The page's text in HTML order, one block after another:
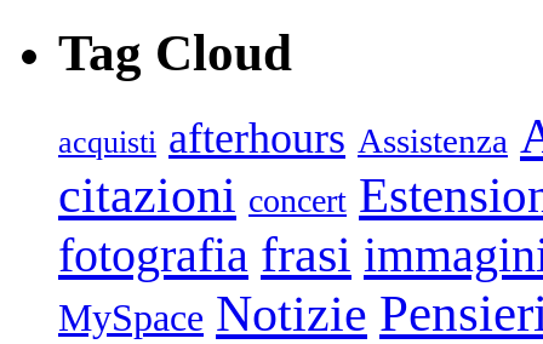
Tag Cloud
acquisti afterhours Assistenza
citazioni concert
fotografia frasi
MySpace Notizie